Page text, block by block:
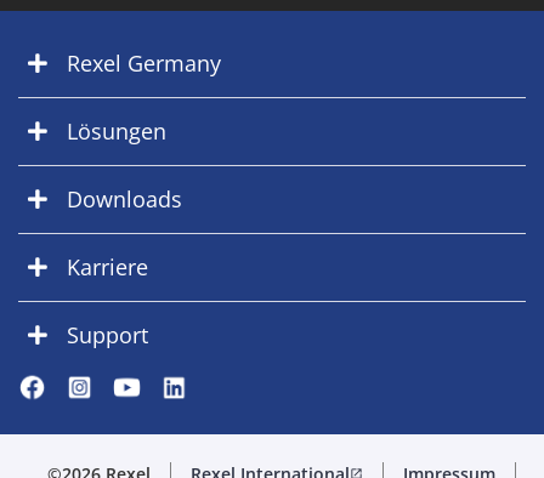
Rexel Germany
Lösungen
Downloads
Karriere
Support
open_in_new